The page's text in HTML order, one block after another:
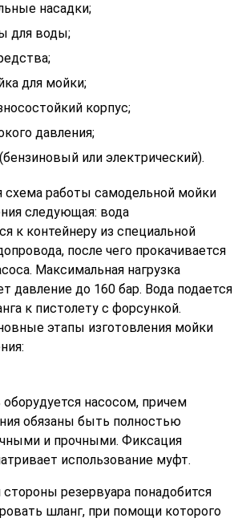
насадки;
для воды;
для мойки;
корпус;
давления;
или электрический).
схема работы самодельной мойки
следующая: вода
к контейнеру из специальной
после чего прокачивается
Максимальная нагрузка
давление до 160 бар. Вода подается
к пистолету с форсункой.
этапы изготовления мойки
насосом, причем
обязаны быть полностью
и прочными. Фиксация
использование муфт.
стороны резервуара понадобится
шланг, при помощи которого